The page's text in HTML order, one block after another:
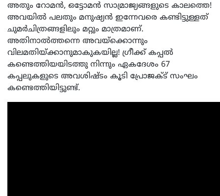
അതും റോമൻ, ഒട്ടോമൻ സാമ്രാജ്യങ്ങളുടെ കാലത്തെ!
അവയിൽ പലതും മനുഷ്യൻ ഇന്നേവരെ കണ്ടിട്ടുള്ളത്
ചുമർചിത്രങ്ങളിലും മറ്റും മാത്രമാണ്.
അതിനാൽത്തന്നെ അവയ്ക്കൊന്നും
വിലമതിയ്ക്കാനുമാകുകയില്ല! ഗ്രീക്ക് കപ്പൽ
കണ്ടെത്തിയയിടത്തു നിന്നും ഏകദേശം 67
കപ്പലുകളുടെ അവശിഷ്ടം കൂടി പ്രോജക്ട് സംഘം
കണ്ടെത്തിയിട്ടുണ്ട്.